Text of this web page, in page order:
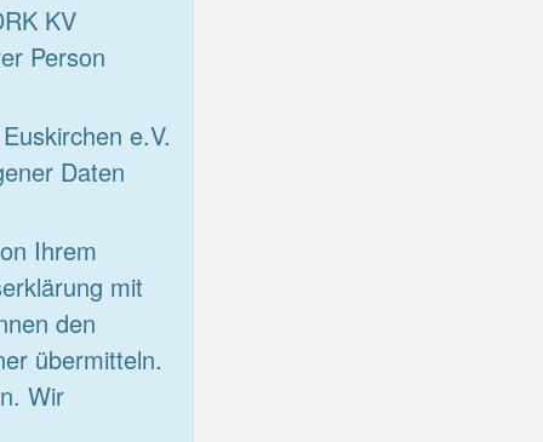
KV
Person
e.V.
Daten
Ihrem
mit
den
übermitteln.
Wir